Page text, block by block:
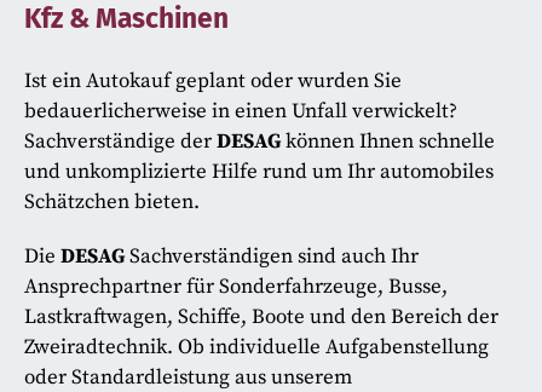
Kfz & Maschinen
Ist ein Autokauf geplant oder wurden Sie
bedauerlicherweise in einen Unfall verwickelt?
Sachverständige derDESAGkönnen Ihnen schnelle
und unkomplizierte Hilfe rund um Ihr automobiles
Schätzchen bieten.
Die DESAGSachverständigen sind auch Ihr
Ansprechpartner für Sonderfahrzeuge, Busse,
Lastkraftwagen, Schiffe, Boote und den Bereich der
Zweiradtechnik. Ob individuelle Aufgabenstellung
oder Standardleistung aus unserem